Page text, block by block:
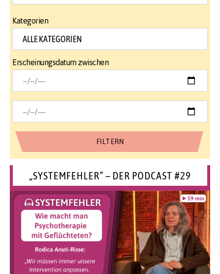
Kategorien
Erscheinungsdatum zwischen
„SYSTEMFEHLER“ – DER PODCAST #29